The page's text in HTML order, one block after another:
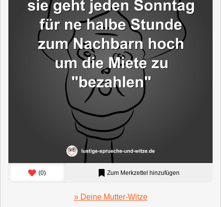
(0) Zum Merkzettel hinzufügen
» Deine Mutter-Witze